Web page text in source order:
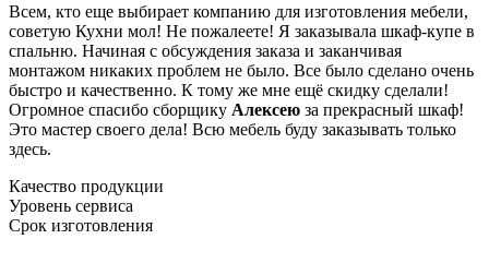
Всем, кто еще выбирает компанию для изготовления мебели,
советую Кухни мол! Не пожалеете! Я заказывала шкаф-купе в
спальню. Начиная с обсуждения заказа и заканчивая
монтажом никаких проблем не было. Все было сделано очень
быстро и качественно. К тому же мне ещё скидку сделали!
Огромное спасибо сборщику Алексею за прекрасный шкаф!
Это мастер своего дела! Всю мебель буду заказывать только
здесь.
Качество продукции
Уровень сервиса
Срок изготовления